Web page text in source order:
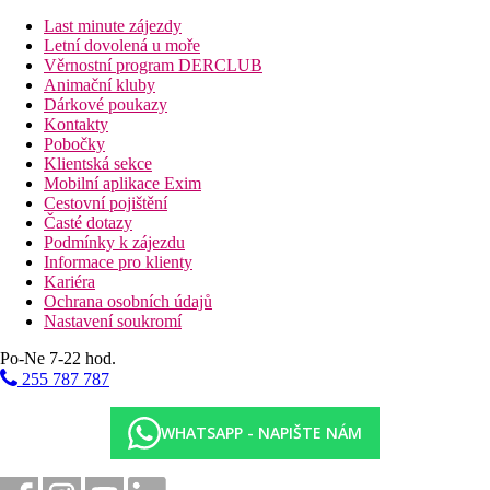
Recepce
4 bazény
6 restaurací (bufetová, americká, brazilská, středomořská,
italská a snack bar)
5 barů
salon krásy
spa centrum
fitness
diskotéka
dětský klub v místním jazyce
bankomat
směnárna
Popis pláže
Písčitá
lehátka a slunečníky zdarma
Strava
All inclusive:
snídaně, obědy a večeře formou bufetu
snack během dne
denně doplňovaný minibar
večeře v a la carte restauracích (nutná rezervace předem)
zahraniční výroby
Last minute zájezdy
Letní dovolená u moře
Věrnostní program DERCLUB
Animační kluby
Dárkové poukazy
Kontakty
Pobočky
Klientská sekce
Mobilní aplikace Exim
Cestovní pojištění
Časté dotazy
Podmínky k zájezdu
Informace pro klienty
Kariéra
Ochrana osobních údajů
Nastavení soukromí
Po-Ne 7-22 hod.
255 787 787
WHATSAPP - NAPIŠTE NÁM